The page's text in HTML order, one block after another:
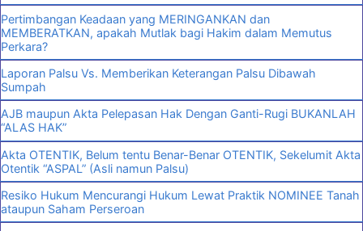
Pertimbangan Keadaan yang MERINGANKAN dan
MEMBERATKAN, apakah Mutlak bagi Hakim dalam Memutus
Perkara?
Laporan Palsu Vs. Memberikan Keterangan Palsu Dibawah
Sumpah
AJB maupun Akta Pelepasan Hak Dengan Ganti-Rugi BUKANLAH
“ALAS HAK”
Akta OTENTIK, Belum tentu Benar-Benar OTENTIK, Sekelumit Akta
Otentik “ASPAL” (Asli namun Palsu)
Resiko Hukum Mencurangi Hukum Lewat Praktik NOMINEE Tanah
ataupun Saham Perseroan